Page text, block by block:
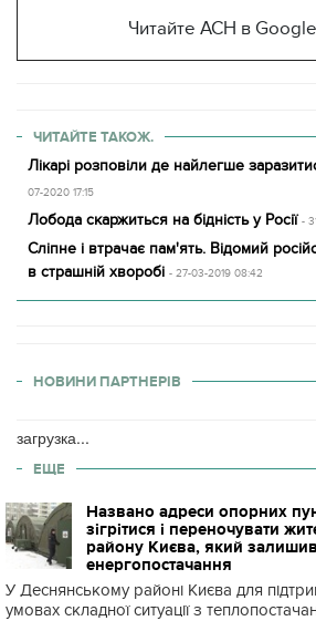
Читайте АСН в
ЧИТАЙТЕ ТАКОЖ.
Лікарі розповіли де найлегше
07-2020 17:15
Лобода скаржиться на бідність у Росії -
Сліпне і втрачає пам'ять. Відомий
в страшній хворобі - 27-03-2019 08:42
НОВИНИ ПАРТНЕРІВ
загрузка...
ЕЩЕ
Названо адреси опорних
зігрітися і переночувати
району Києва, який
енергопостачання
У Деснянському районі Києва для
умовах складної ситуації з